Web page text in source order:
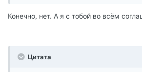
Конечно, нет. А я с тобой во всём
Цитата